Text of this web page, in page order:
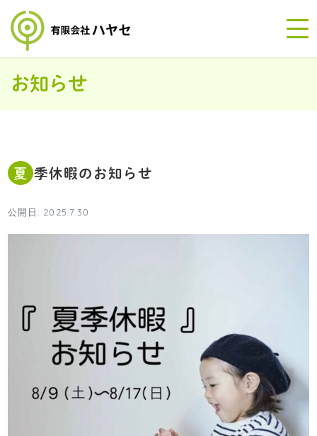
お知らせ
夏季休暇のお知らせ
公開日: 2025.7.30